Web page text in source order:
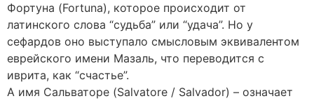
Фортуна (Fortuna), которое происходит от
латинского слова “судьба” или “удача”. Но у
сефардов оно выступало смысловым эквивалентом
еврейского имени Мазаль, что переводится с
иврита, как “счастье”.
А имя Сальваторе (Salvatore / Salvador) – означает